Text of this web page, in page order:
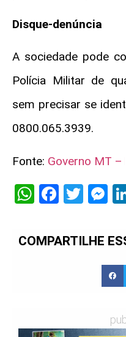
Disque-denúncia
A sociedade pode
Polícia Militar de
sem precisar se
0800.065.3939.
Fonte: Governo MT –
WhatsApp
COMPARTILHE